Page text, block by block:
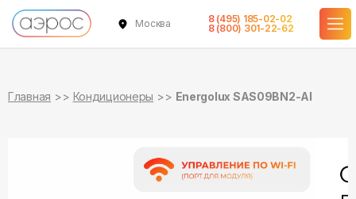
Москва
8 (495) 185-02-02
8 (800) 301-22-62
Главная Кондиционеры Energolux SAS09BN2-AI
в наличии
в наличии